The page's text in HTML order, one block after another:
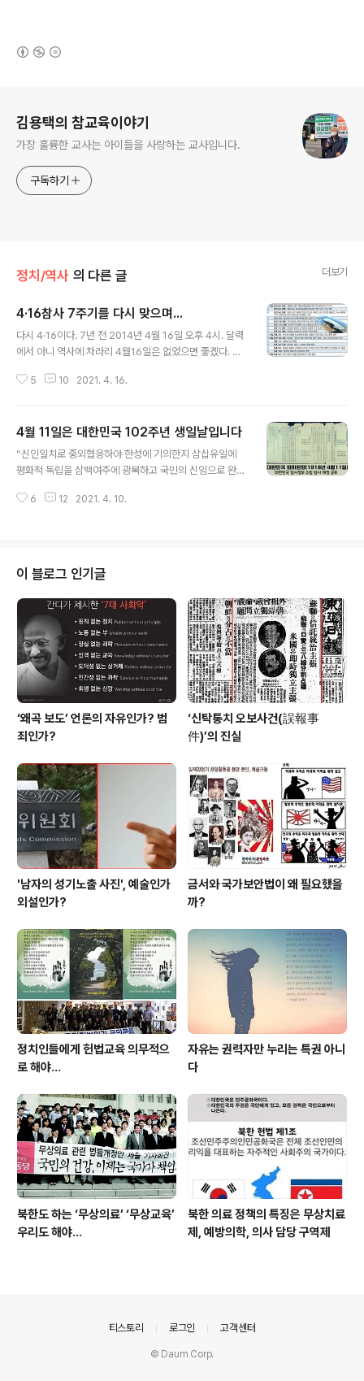
김용택의 참교육이야기
가장 훌륭한 교사는 아이들을 사랑하는 교사입니다.
구독하기
정치/역사 의 다른 글 더보기
4·16참사 7주기를 다시 맞으며...
다시 4·16이다. 7년 전 2014년 4월 16일 오후 4시. 달력
에서 아니 역사에 차라리 4월16일은 없었으면 좋겠다. 참
수 있는가? 참혹하고 비참하고...그런 단어 몇개로 표현이
통스러운 슬픔을 모두 합한 말보다 더 슬프고 아픈 날이다.
세월이 약이라지만 4·16은 잊혀지지 않는 날이다. 아니 시
간이 갈수록 그날의 아리고 슬픈 고통이 떠올라 이땅의 모
된다. 벌써 7주년...2,556일 째다. 진실만 밝혀졌다면 이
5 10 2021. 4. 16.
4월 11일은 대한민국 102주년 생일날입니다
“신인일치로 중외협응하야 한성에 기의한지 삼십유일에
평화적 독립을 삼백여주에 광복하고 국민의 신임으로 완전
아 자손려민에 세전키 위하여 임시의정원의 결의로 임시헌
를 물론하고 일치코 단결하야 동양의 독일인 일본의 비인
도적 폭행하에 극히 공명하게 극히 인욕하게 아 민족의 독
립과 자유를 갈망하는 사와 정의와 인도를 애호하는 국민
성을 표현한지라 금에 세계의 동정이 흡연히 아 집중하였
도다. 차시를 당하야 본정부일전국민의 위임을 수하야 조
직되었나니 본정부일전국민으로 더불어 전심코 육력하야
임시헌법..
6 12 2021. 4. 10.
이 블로그 인기글
‘왜곡 보도’ 언론의 자유인가? 범
죄인가?
‘신탁통치 오보사건(誤報事
件)’의 진실
'남자의 성기노출 사진', 예술인가
외설인가?
금서와 국가보안법이 왜 필요했을
까?
정치인들에게 헌법교육 의무적으
로 해야…
자유는 권력자만 누리는 특권 아니
다
북한도 하는 ‘무상의료’ ‘무상교육’
우리도 해야...
북한 의료 정책의 특징은 무상치료
제, 예방의학, 의사 담당 구역제
티스토리 로그인 고객센터
© Daum Corp.